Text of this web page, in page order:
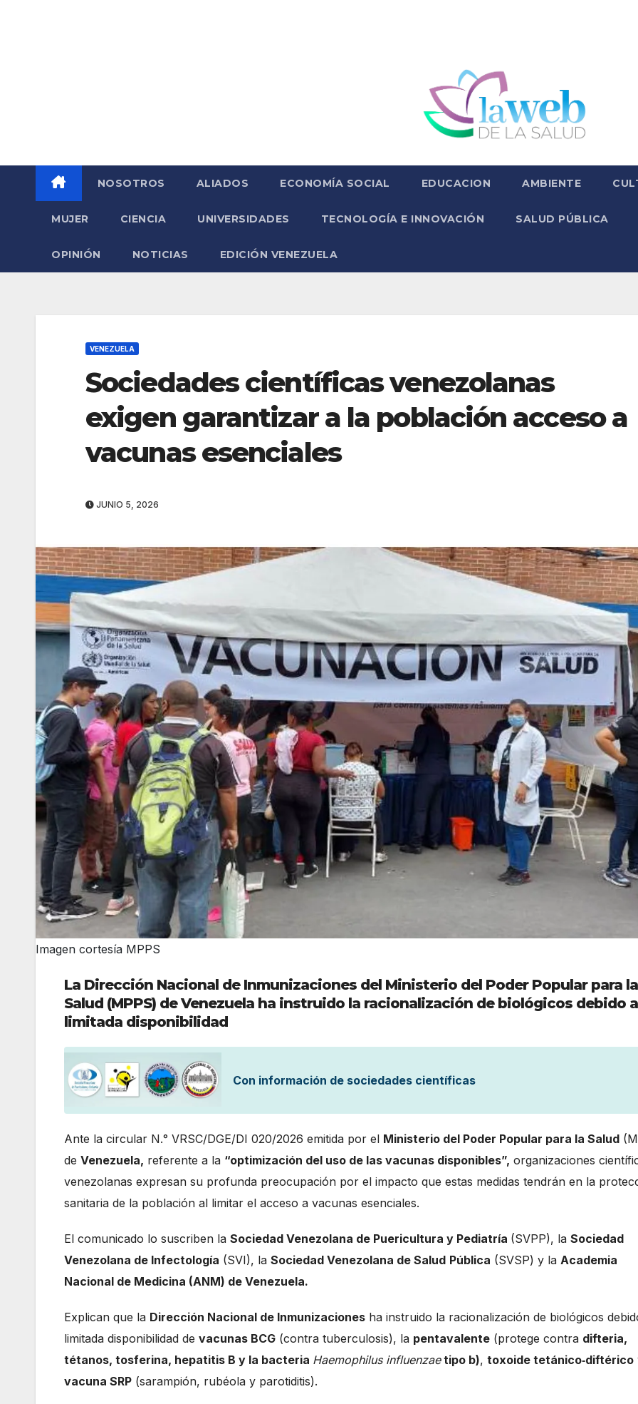
NOSOTROS ALIADOS ECONOMÍA SOCIAL EDUCACION AMBIENTE
MUJER CIENCIA UNIVERSIDADES TECNOLOGÍA E INNOVACIÓN SALUD PÚBLICA
OPINIÓN NOTICIAS EDICIÓN VENEZUELA
VENEZUELA
Sociedades científicas venezolanas
exigen garantizar a la población acceso a
vacunas esenciales
JUNIO 5, 2026
Imagen cortesía MPPS
La Dirección Nacional de Inmunizaciones del Ministerio del Poder Popular para la
Salud (MPPS) de Venezuela ha instruido la racionalización de biológicos debido
limitada disponibilidad
Con información de sociedades científicas
Ante la circular N.° VRSC/DGE/DI 020/2026 emitida por el Ministerio del Poder Popular para la Salud
de Venezuela, referente a la “optimización del uso de las vacunas disponibles”, organizaciones
venezolanas expresan su profunda preocupación por el impacto que estas medidas tendrán en la
sanitaria de la población al limitar el acceso a vacunas esenciales.
El comunicado lo suscriben la Sociedad Venezolana de Puericultura y Pediatría (SVPP), la Sociedad
Venezolana de Infectología (SVI), la Sociedad Venezolana de Salud Pública (SVSP) y la Academia
Nacional de Medicina (ANM) de Venezuela.
Explican que la Dirección Nacional de Inmunizaciones ha instruido la racionalización de biológicos
limitada disponibilidad de vacunas BCG (contra tuberculosis), la pentavalente (protege contra difteria,
tétanos, tosferina, hepatitis B y la bacteria Haemophilus influenzaetipo b), toxoide tetánico‑diftérico
vacuna SRP (sarampión, rubéola y parotiditis).